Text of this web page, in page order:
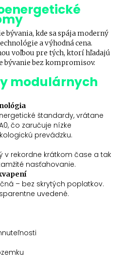
bývania, kde sa spája moderný
a výhodná cena.
voľbou pre tých, ktorí hľadajú
bývanie bez kompromisov.
modulárnych
štandardy, vrátane
čo zaručuje nízke
prevádzku.
v rekordne krátkom čase a tak
nasťahovanie.
– bez skrytých poplatkov.
uvedené.